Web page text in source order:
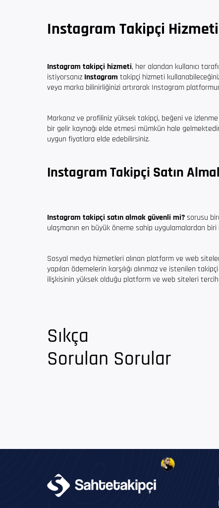
Instagram Takipçi Hizmeti
Instagram takipçi hizmeti, her alandan kullanıcı
istiyorsanız Instagram takipçi hizmeti
veya marka bilinirliğinizi artırarak Instagram
Markanız ve profiliniz yüksek takipçi, beğeni ve
bir gelir kaynağı elde etmesi mümkün hale
uygun fiyatlara elde edebilirsiniz.
Instagram Takipçi Satın
Instagram takipçi satın almak güvenli mi?sorusu
ulaşmanın en büyük öneme sahip uygulamalardan
Sosyal medya hizmetleri alınan platform ve web
yapılan ödemelerin karşılığı alınmaz ve istenilen
ilişkisinin yüksek olduğu platform ve web siteleri
Sıkça
Sorulan Sorular